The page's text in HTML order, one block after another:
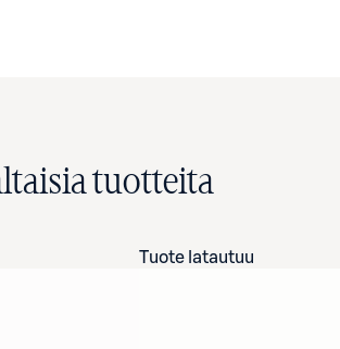
tuotteita
Tuote latautuu